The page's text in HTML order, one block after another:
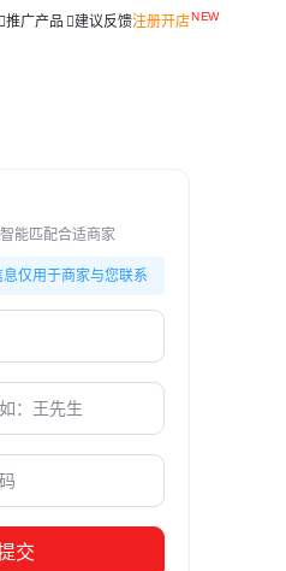
推广产品 建议反馈注册开店
能匹配合适商家
仅用于商家与您联系
交